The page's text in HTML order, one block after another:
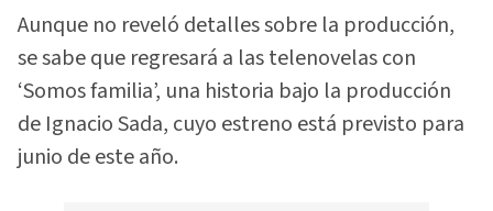
Aunque no reveló detalles sobre la producción,
se sabe que regresará a las telenovelas con
‘Somos familia’, una historia bajo la producción
de Ignacio Sada, cuyo estreno está previsto para
junio de este año.